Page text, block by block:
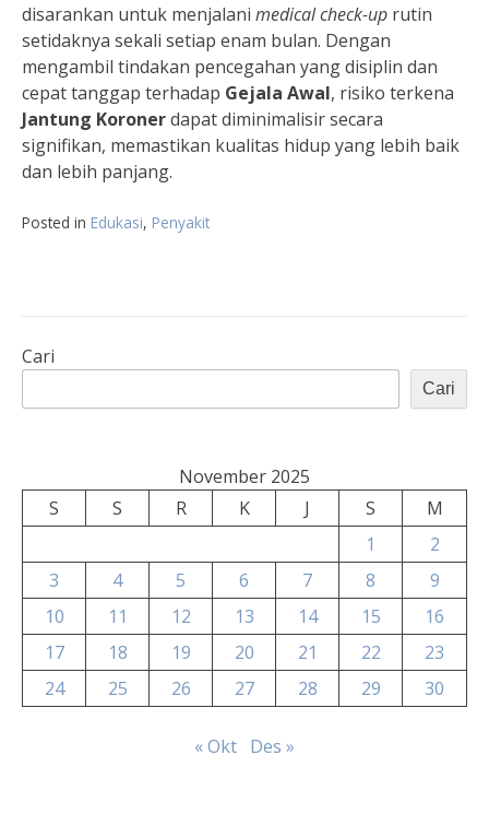
disarankan untuk menjalani medical check-up rutin
setidaknya sekali setiap enam bulan. Dengan
mengambil tindakan pencegahan yang disiplin dan
cepat tanggap terhadap Gejala Awal, risiko terkena
Jantung Koronerdapat diminimalisir secara
signifikan, memastikan kualitas hidup yang lebih baik
dan lebih panjang.
Posted in Edukasi, Penyakit
Cari
Cari
November 2025
S
S R K J S
M
1
2
3
4 5 6 7 8
9
10
11 12 13 14 15
16
17
18 19 20 21 22
23
24
25 26 27 28 29 30
« Okt Des »